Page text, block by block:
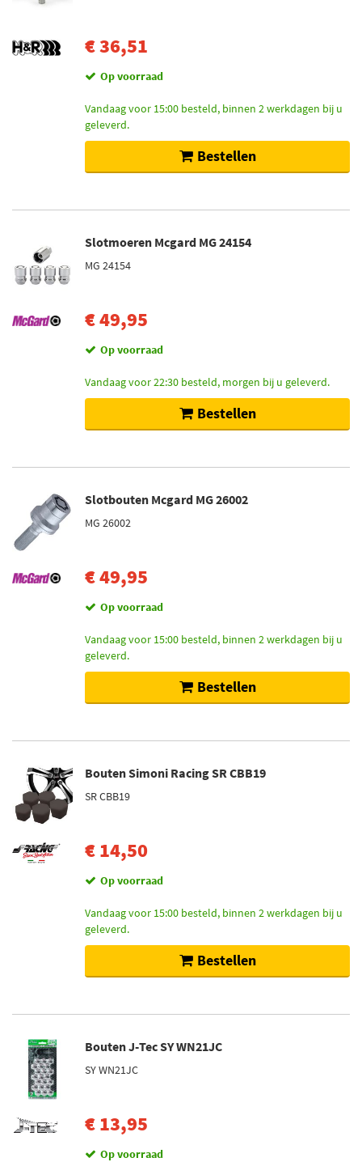
€ 36,51
Op voorraad
Vandaag voor 15:00 besteld, binnen 2 werkdagen bij u
geleverd.
Bestellen
Slotmoeren Mcgard MG 24154
MG 24154
€ 49,95
Op voorraad
Vandaag voor 22:30 besteld, morgen bij u geleverd.
Bestellen
Slotbouten Mcgard MG 26002
MG 26002
€ 49,95
Op voorraad
Vandaag voor 15:00 besteld, binnen 2 werkdagen bij u
geleverd.
Bestellen
Bouten Simoni Racing SR CBB19
SR CBB19
€ 14,50
Op voorraad
Vandaag voor 15:00 besteld, binnen 2 werkdagen bij u
geleverd.
Bestellen
Bouten J-Tec SY WN21JC
SY WN21JC
€ 13,95
Op voorraad